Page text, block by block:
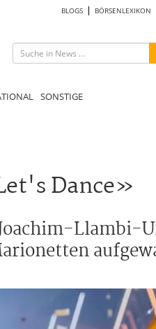
BLOGS BÖRSENLEXIKON
SONSTIGE
Dance»
Llambi-